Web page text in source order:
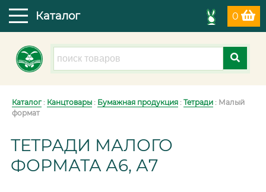
0
Каталог
Каталог: Канцтовары : Бумажная продукция : Тетради : Малый
формат
ТЕТРАДИ МАЛОГО
ФОРМАТА А6, А7